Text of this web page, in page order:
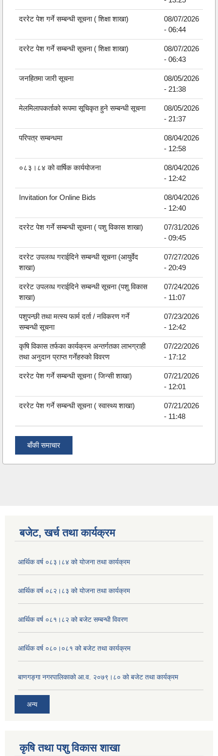
दररेट पेश गर्ने सम्बन्धी सूचना ( शिक्षा शाखा)
08/07/2026
- 06:44
दररेट पेश गर्ने सम्बन्धी सूचना ( शिक्षा शाखा)
08/07/2026
- 06:43
जनहितमा जारी सूचना
08/05/2026
- 21:38
मेलमिलापकर्ताको रूपमा सूचिकृत हुने सम्बन्धी सूचना
08/05/2026
- 21:37
परिपत्र सम्बन्धमा
08/04/2026
- 12:58
०८३।८४ को वार्षिक कार्ययोजना
08/04/2026
- 12:42
Invitation for Online Bids
08/04/2026
- 12:40
दररेट पेश गर्ने सम्बन्धी सूचना ( पशु विकास शाखा)
07/31/2026
- 09:45
दररेट उपलव्ध गराईदिने सम्बन्धी सूचना (आयुर्वेद
शाखा)
07/27/2026
- 20:49
दररेट उपलव्ध गराईदिने सम्बन्धी सूचना (पशु विकास
शाखा)
07/24/2026
- 11:07
पशुपन्छी तथा मत्स्य फार्म दर्ता / नविकरण गर्ने
सम्बन्धी सूचना
07/23/2026
- 12:42
कृषि विकास तर्फका कार्यक्रम अन्तर्गतका लाभग्राही
तथा अनुदान प्राप्त गर्नेहरुको विवरण
07/22/2026
- 17:12
दररेट पेश गर्ने सम्बन्धी सूचना ( जिन्सी शाखा)
07/21/2026
- 12:01
दररेट पेश गर्ने सम्बन्धी सूचना ( स्वास्थ्य शाखा)
07/21/2026
- 11:48
बाँकी समाचार
बजेट, खर्च तथा कार्यक्रम
आर्थिक वर्ष ०८३।८४ को योजना तथा कार्यक्रम
आर्थिक वर्ष ०८२।८३ को योजना तथा कार्यक्रम
आर्थिक वर्ष ०८१।८२ को बजेट सम्बन्धी विवरण
आर्थिक वर्ष ०८०।०८१ को बजेट तथा कार्यक्रम
बाणगङ्गा नगरपालिकाको आ.व. २०७९।८० को बजेट तथा कार्यक्रम
अन्य
कृषि तथा पशु विकास शाखा